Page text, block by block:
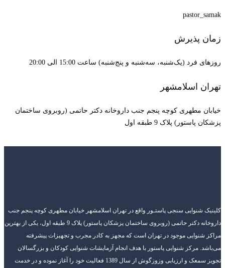
(یک‌شنبه، سه‌شنبه و پنج‌شنبه) ساعت 15:00 الی 20:00
اسلامشهر
کوچه پنجم جنب داروخانه دکتر حاتمی (روبروی ساختمان
پلاک 9 طبقه اول
سنجی پاستـور واقع در تهران اسلامشهر خیابان مطهری کوچه پنجم جنب
داروخانه دکتر حاتمی (روبروی ساختمان پزشکان پاستور) پلاک 9 طبقه اول، یکی از بهترین
موجود در تهران است که مجهز به کادر مجرب و تجهیزات پیشرفته
شنوایی پاستور با هدف انجام آزمایشات شنوایی کودکان و بزرگسالان
تجویز سمعک و ارزیابی وزوزگوش از سال 1389 فعالیت خود را آغاز نموده و در خدمت